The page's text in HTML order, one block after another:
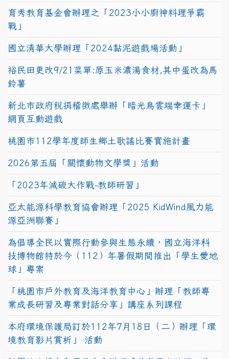
育秀教育基金會辦理之「2023小小廚神料理爭霸
戰」
國立清華大學辦理「2024黏泥遊戲場活動」
裕民田更改9/21菜單:原玉米濃湯食材,其中蛋改為馬
鈴薯
新北市政府稅捐稽徵處舉辦「暗光鳥雲端幸運卡」
網頁互動遊戲
桃園市112學年度師生鄉土歌謠比賽實施計畫
2026第五屆「關懷動物文學獎」活動
「2023年減碳大作戰-教師研習」
亞太能源科學教育協會辦理「2025 KidWind風力能
源亞洲聯賽」
為倡導全民以實際行動參與生態永續，國立海洋科
技博物館特於今（112）年暑假期間推出「學生愛地
球」專案
「桃園市戶外教育及海洋教育中心」辦理「教師專
業成長研習及專業對話分享」講座系列課程
本府環境保護局訂於112年7月18日（二）辦理「環
境教育影片賞析」 活動